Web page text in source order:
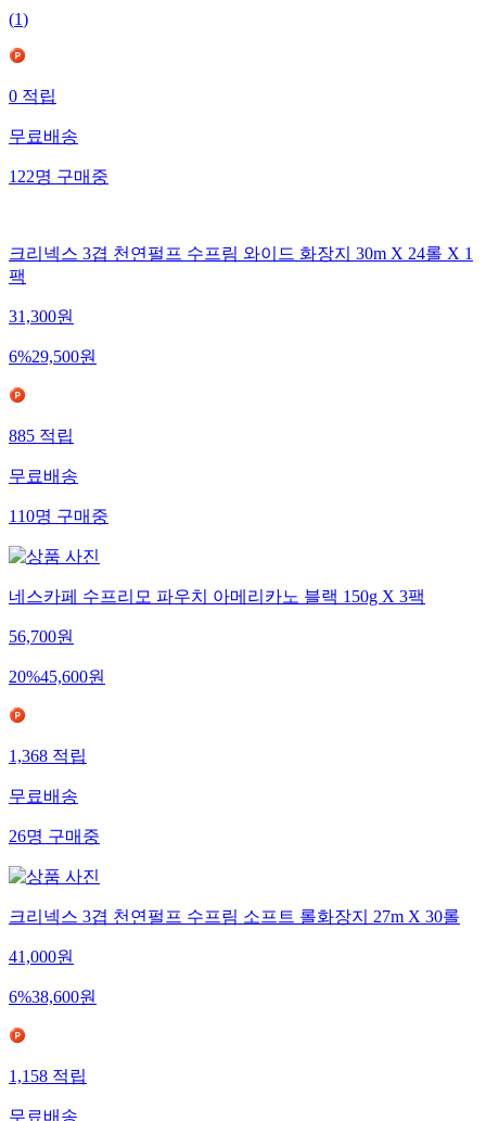
(1)
0적립
무료배송
122명구매중
크리넥스 3겹 천연펄프 수프림 와이드 화장지 30m X 24롤 X 1
팩
31,300원
6%29,500원
885적립
무료배송
110명구매중
네스카페 수프리모 파우치 아메리카노 블랙 150g X 3팩
56,700원
20%45,600원
1,368적립
무료배송
26명구매중
크리넥스 3겹 천연펄프 수프림 소프트 롤화장지 27m X 30롤
41,000원
6%38,600원
1,158적립